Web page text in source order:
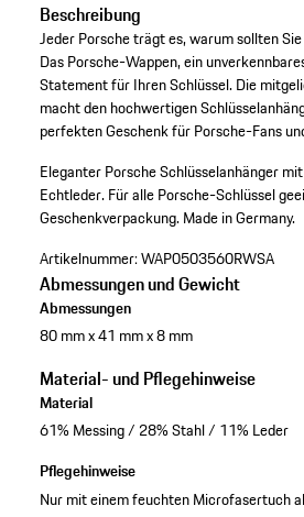
Beschreibung
Jeder Porsche trägt es, warum sollten
Das Porsche-Wappen, ein
Statement für Ihren Schlüssel. Die
macht den hochwertigen
perfekten Geschenk für Porsche-Fans
Eleganter Porsche Schlüsselanhänger
Echtleder.Für alle Porsche-Schlüssel
Geschenkverpackung.Made in Germany.
Artikelnummer:WAP0503560RWSA
Abmessungen und Gewicht
Abmessungen
80 mm x 41 mm x 8 mm
Material- und Pflegehinweise
Material
61% Messing / 28% Stahl / 11% Leder
Pflegehinweise
Nur mit einem feuchten Microfasertuch